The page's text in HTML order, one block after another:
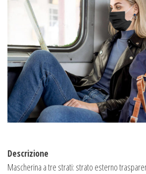
Descrizione
Mascherina a tre strati: strato esterno